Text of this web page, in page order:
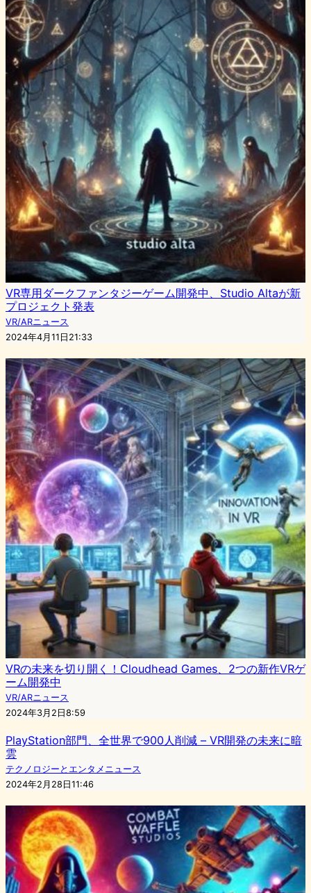
VR専用ダークファンタジーゲーム開発中、Studio Altaが新
プロジェクト発表
VR/ARニュース
2024年4月11日21:33
VRの未来を切り開く！Cloudhead Games、2つの新作VRゲ
ーム開発中
VR/ARニュース
2024年3月2日8:59
PlayStation部門、全世界で900人削減 – VR開発の未来に暗
雲
テクノロジーとエンタメニュース
2024年2月28日11:46